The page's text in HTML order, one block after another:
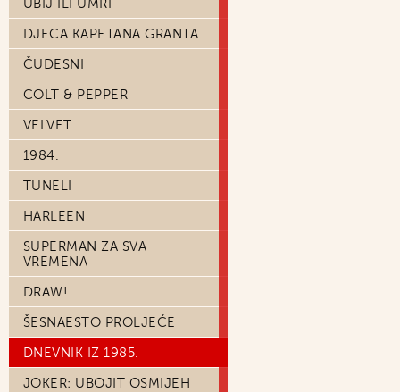
UBIJ ILI UMRI
DJECA KAPETANA GRANTA
ČUDESNI
COLT & PEPPER
VELVET
1984.
TUNELI
HARLEEN
SUPERMAN ZA SVA
VREMENA
DRAW!
ŠESNAESTO PROLJEĆE
DNEVNIK IZ 1985.
JOKER: UBOJIT OSMIJEH